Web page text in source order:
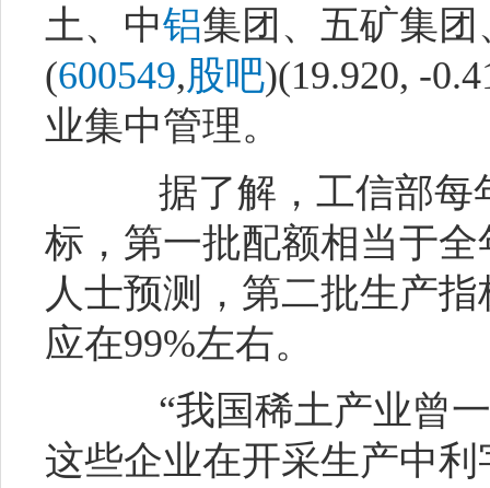
土、中铝集团、五矿集
(600549,股吧)(19.920, -
业集中管理。
据了解，工信部每
标，第一批配额相当于
人士预测，第二批生产
应在99%左右。
“我国稀土产业曾一
这些企业在开采生产中